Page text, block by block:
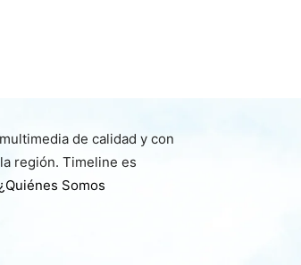
de calidad y con
región. Timeline es
Somos